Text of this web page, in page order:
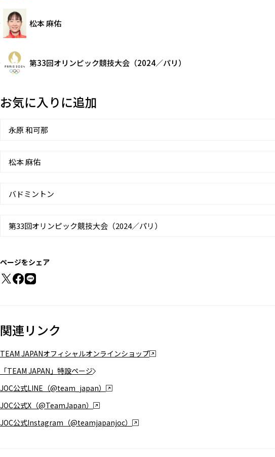
松本 麻佑
第33回オリンピック競技大会（2024／パリ）
お気に入りに追加
永原 和可那
松本 麻佑
バドミントン
第33回オリンピック競技大会（2024／パリ）
ページをシェア
関連リンク
TEAM JAPANオフィシャルオンラインショップ
「TEAM JAPAN」特設ページ
JOC公式LINE（@team_japan）
JOC公式X（@TeamJapan）
JOC公式Instagram（@teamjapanjoc）